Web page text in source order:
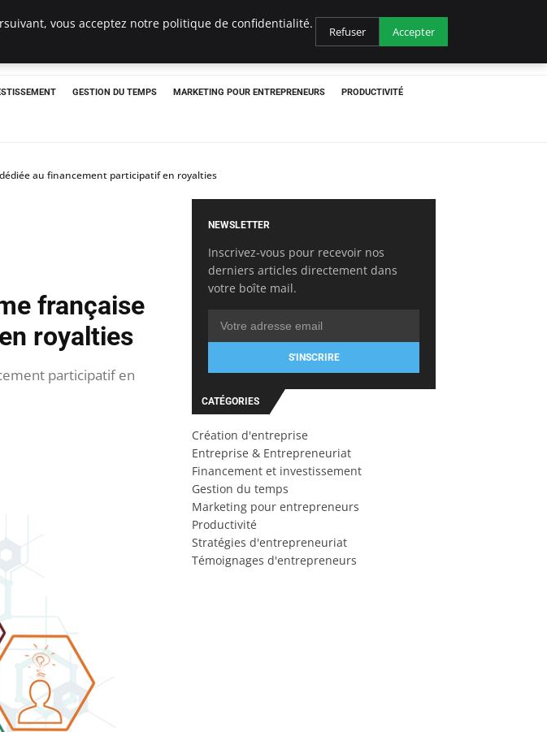
GESTION DU TEMPS MARKETING POUR ENTREPRENEURS PRODUCTIVITÉ
au financement participatif en royalties
française
royalties
participatif en
NEWSLETTER
Inscrivez-vous pour recevoir nos
derniers articles directement dans
votre boîte mail.
S'INSCRIRE
CATÉGORIES
Création d'entreprise
Entreprise & Entrepreneuriat
Financement et investissement
Gestion du temps
Marketing pour entrepreneurs
Productivité
Stratégies d'entrepreneuriat
Témoignages d'entrepreneurs
vous acceptez notre politique de confidentialité.
Refuser Accepter